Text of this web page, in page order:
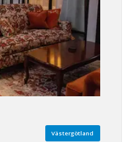
Västergötland